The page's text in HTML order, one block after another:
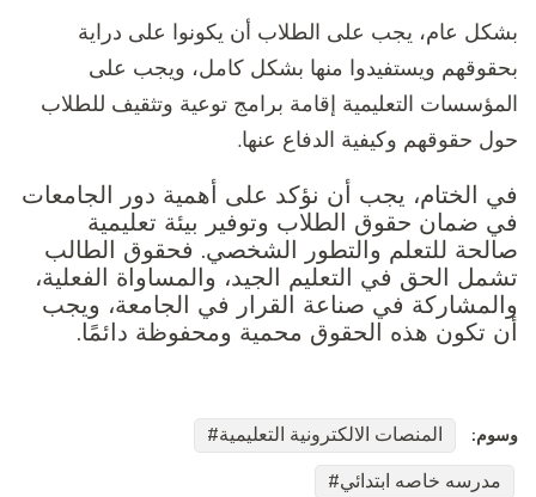
بشكل عام، يجب على الطلاب أن يكونوا على دراية
بحقوقهم ويستفيدوا منها بشكل كامل، ويجب على
المؤسسات التعليمية إقامة برامج توعية وتثقيف للطلاب
حول حقوقهم وكيفية الدفاع عنها.
في الختام، يجب أن نؤكد على أهمية دور الجامعات
في ضمان حقوق الطلاب وتوفير بيئة تعليمية
صالحة للتعلم والتطور الشخصي. فحقوق الطالب
تشمل الحق في التعليم الجيد، والمساواة الفعلية،
والمشاركة في صناعة القرار في الجامعة، ويجب
أن تكون هذه الحقوق محمية ومحفوظة دائمًا.
وسوم:
المنصات الالكترونية التعليمية
مدرسه خاصه ابتدائي